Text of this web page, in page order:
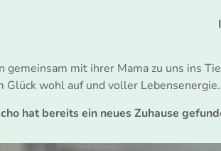
gemeinsam mit ihrer Mama zu uns ins
Glück wohl auf und voller
hat bereits ein neues Zuhause